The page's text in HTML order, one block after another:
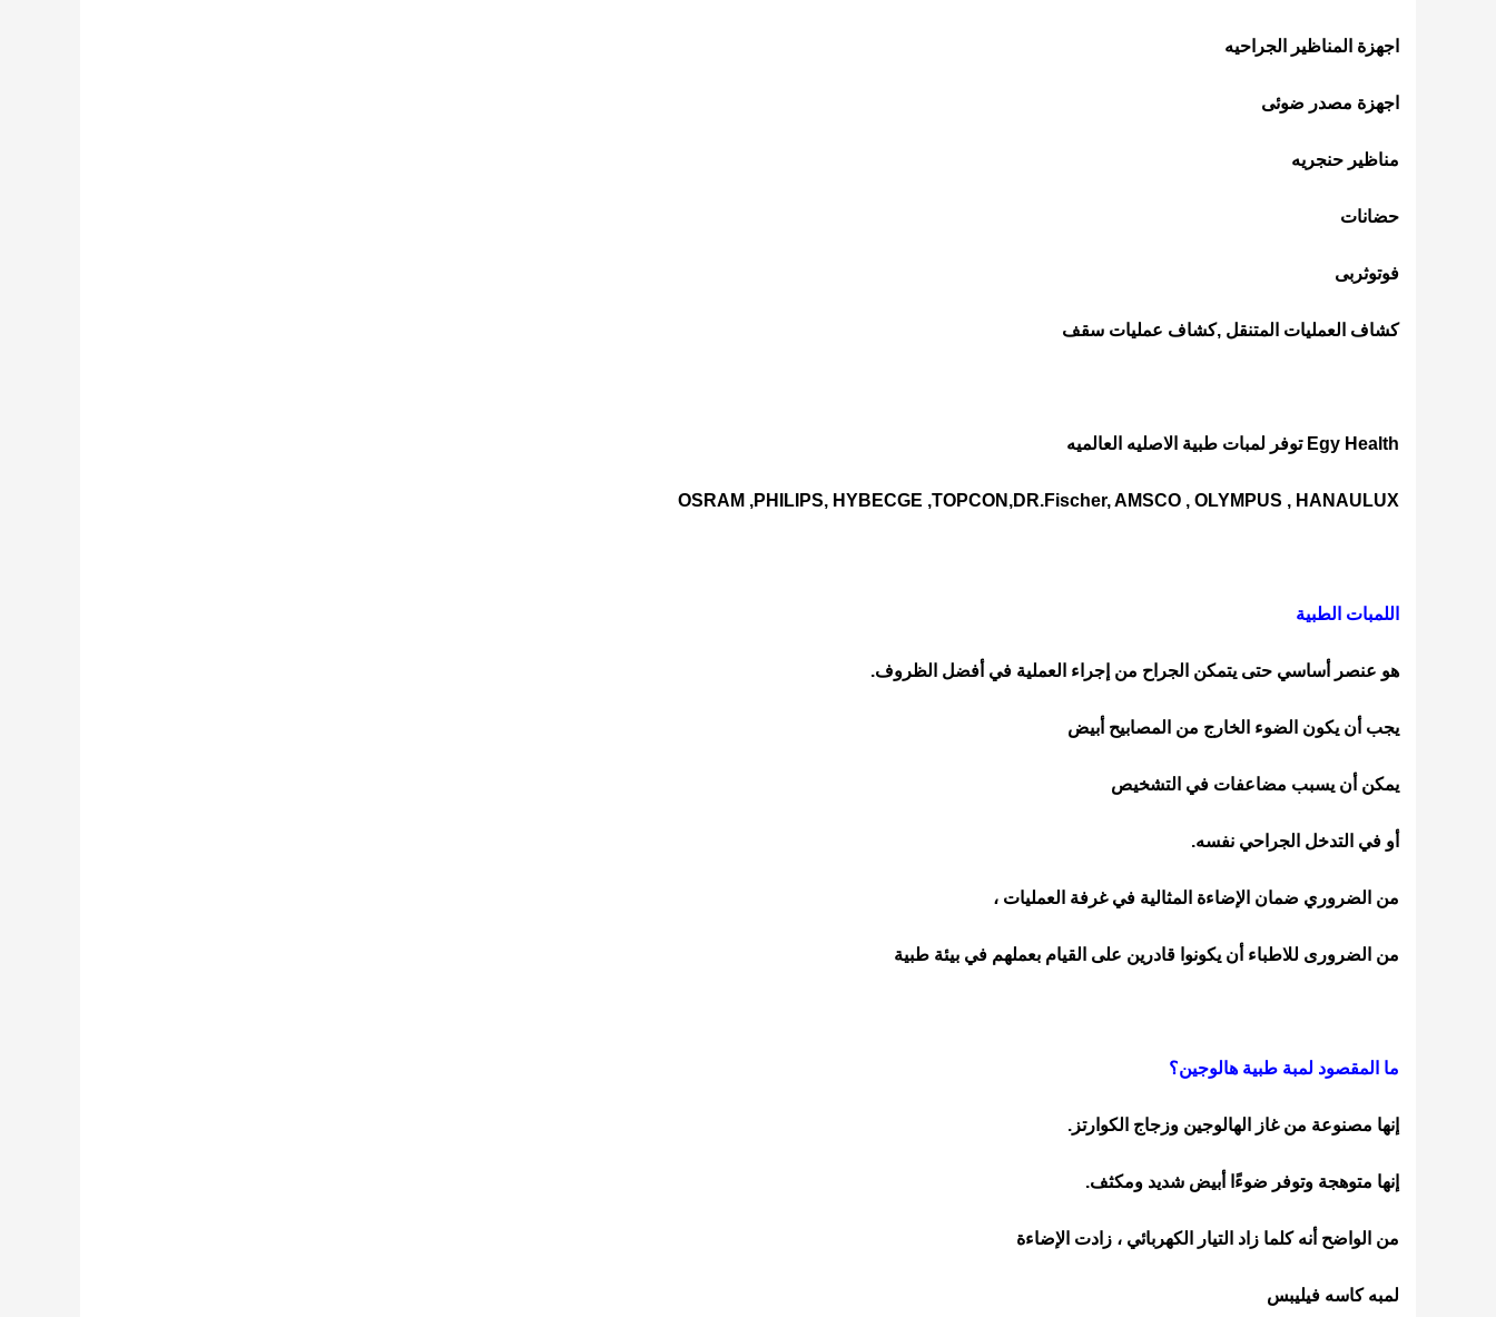
اجهزة المناظير الجراحيه
اجهزة مصدر ضوئى
مناظير حنجريه
حضانات
فوتوثربى
كشاف العمليات المتنقل ,كشاف عمليات سقف
Egy Health توفر لمبات طبية الاصليه العالميه
OSRAM ,PHILIPS, HYBECGE ,TOPCON,DR.Fischer, AMSCO , OLYMPUS , HANAULUX
اللمبات الطبية
هو عنصر أساسي حتى يتمكن الجراح من إجراء العملية في أفضل الظروف.
يجب أن يكون الضوء الخارج من المصابيح أبيض
يمكن أن يسبب مضاعفات في التشخيص
أو في التدخل الجراحي نفسه.
من الضروري ضمان الإضاءة المثالية في غرفة العمليات ،
من الضرورى للاطباء أن يكونوا قادرين على القيام بعملهم في بيئة طبية
ما المقصود لمبة طبية هالوجين؟
إنها مصنوعة من غاز الهالوجين وزجاج الكوارتز.
إنها متوهجة وتوفر ضوءًا أبيض شديد ومكثف.
من الواضح أنه كلما زاد التيار الكهربائي ، زادت الإضاءة
لمبه كاسه فيليبس